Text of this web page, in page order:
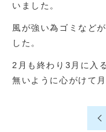
いました。
風が強い為ゴミなど
した。
2月も終わり3月に入
無いように心がけて